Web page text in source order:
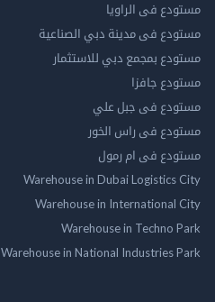
مستودع فى الراويا
مستودع فى مدينة دبي الصناعية
مستودع بمجمع دبي للاستثمار
مستودع جافزا
مستودع فى جبل علي
مستودع فى راس الخور
مستودع فى ام رمول
Warehouse in Dubai Logistics City
Warehouse in International City
Warehouse in Techno Park
Warehouse in National Industries Park